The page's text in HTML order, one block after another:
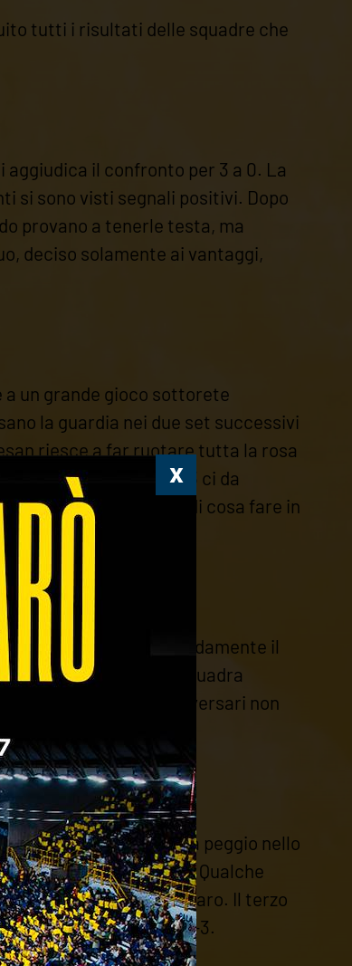
tutti i risultati delle squadre che
aggiudica il confronto per 3 a 0. La
si sono visti segnali positivi. Dopo
provano a tenerle testa, ma
deciso solamente ai vantaggi,
a un grande gioco sottorete
la guardia nei due set successivi
riesce a far ruotare tutta la rosa
vittoria questo 2023 ci da
legate alla scelta di cosa fare in
e mantiene saldamente il
il Futurvolley per la squadra
superiorità e gli avversari non
meritato successo.
assenze hanno la peggio nello
possibilità di replica. Qualche
squadra di Coach Pallaro. Il terzo
dal Bassano sullo 0-3.